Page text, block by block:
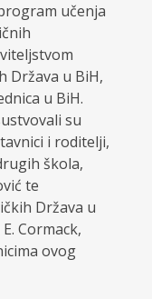
učenja
Država u BiH,
u BiH.
su
i roditelji,
škola,
te
Država u
Cormack,
ovog